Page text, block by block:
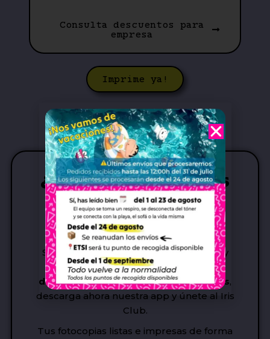
Consulta descuentos para
empresa
Imprime ya!
¿Quieres imprimir más
rápido?
Descarga nuestra app
Si quieres imprimir mucho más rápido y
obtenerventajas exclusivas como
descuentos, regalos o envíos gratuitos,
descarga ahora nuestra app y únete al Iris
Club.
Tus fotocopias listas e impresas de forma